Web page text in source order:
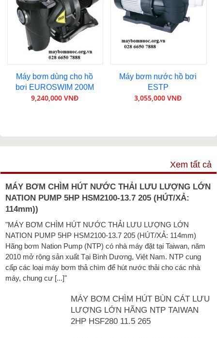
Máy bơm dùng cho hồ
bơi EUROSWIM 200M
9,240,000 VNĐ
Máy bơm nước hồ bơi
ESTP
3,055,000 VNĐ
Xem tất cả
MÁY BƠM CHÌM HÚT NƯỚC THẢI LƯU LƯỢNG LỚN
NATION PUMP 5HP HSM2100-13.7 205 (HÚT/XẢ:
114mm))
"MÁY BƠM CHÌM HÚT NƯỚC THẢI LƯU LƯỢNG LỚN
NATION PUMP 5HP HSM2100-13.7 205 (HÚT/XẢ: 114mm)
Hãng bơm Nation Pump (NTP) có nhà máy đặt tại Taiwan, năm
2010 mở rộng sản xuất Tại Bình Dương, Việt Nam. NTP cung
cấp các loại máy bơm thả chìm để hút nước thải cho các nhà
máy, chung cư [...]"
MÁY BƠM CHÌM HÚT BÙN CÁT LƯU
LƯỢNG LỚN HÃNG NTP TAIWAN
2HP HSF280 11.5 265